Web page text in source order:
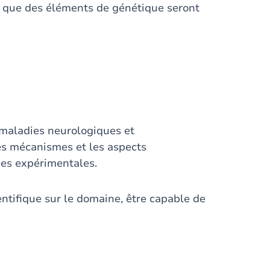
des éléments de génétique seront
neurologiques et
mécanismes et les aspects
expérimentales.
sur le domaine, être capable de